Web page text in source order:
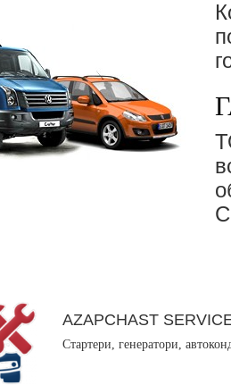
AZAPCHAST
Стартери, генератори,